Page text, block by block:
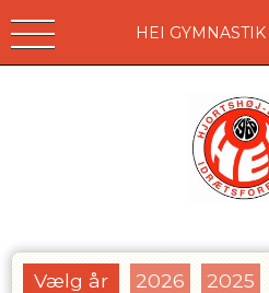
HEI
Vælg år 2026 2025